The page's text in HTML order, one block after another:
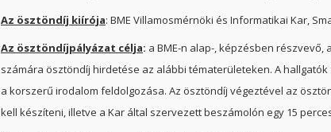
Az ösztöndíj kiírója: BME Villamosmérnöki és Informatikai Kar,
Az ösztöndíjpályázat célja: a BME-n alap-, képzésben
számára ösztöndíj hirdetése az alábbi tématerületeken. A
a korszerű irodalom feldolgozása. Az ösztöndíj végeztével az
kell készíteni, illetve a Kar által szervezett beszámolón egy 15